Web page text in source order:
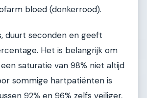
bloed (donkerrood).
duurt seconden en geeft
Het is belangrijk om
saturatie van 98% niet altijd
sommige hartpatiënten is
92% en 96% zelfs veiliger,